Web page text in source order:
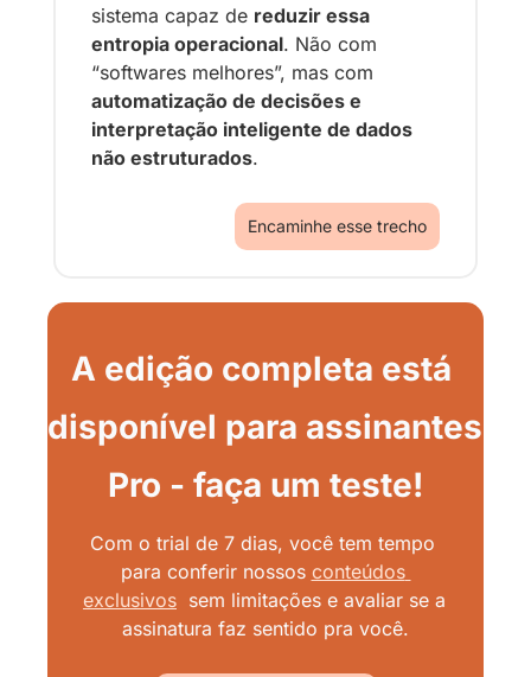
sistema capaz de reduzir essa
entropia operacional. Não com
automatização de decisões e
interpretação inteligente de dados
não estruturados.
Encaminhe esse trecho
A edição completa está
disponível para assinantes
Pro - faça um teste!
Com o trial de 7 dias, você tem tempo
para conferir nossos conteúdos
exclusivos sem limitações e avaliar se a
assinatura faz sentido pra você.